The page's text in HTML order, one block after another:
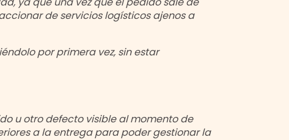
de servicios logísticos ajenos a
por primera vez, sin estar
u otro defecto visible al momento de
a la entrega para poder gestionar la